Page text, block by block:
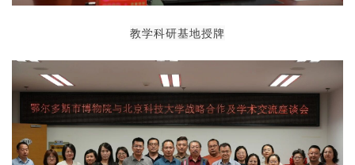
教学科研基地授牌